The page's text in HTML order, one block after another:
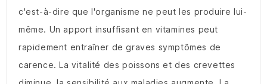
c'est-à-dire que l'organisme ne peut les produire lui-
même. Un apport insuffisant en vitamines peut
rapidement entraîner de graves symptômes de
carence. La vitalité des poissons et des crevettes